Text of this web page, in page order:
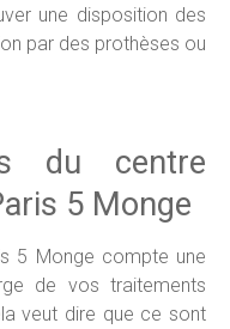
une disposition des
par des prothèses ou
du centre
5 Monge
5 Monge compte une
de vos traitements
veut dire que ce sont